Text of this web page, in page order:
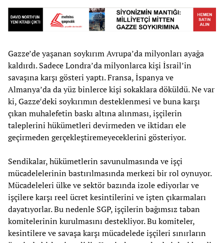
Gazze’de yaşanan soykırım Avrupa’da milyonları ayağa
kaldırdı. Sadece Londra’da milyonlarca kişi İsrail’in
savaşına karşı gösteri yaptı. Fransa, İspanya ve
Almanya’da da yüz binlerce kişi sokaklara döküldü. Ne var
ki, Gazze’deki soykırımın desteklenmesi ve buna karşı
çıkan muhalefetin baskı altına alınması, işçilerin
taleplerini hükümetleri devirmeden ve iktidarı ele
geçirmeden gerçekleştiremeyeceklerini gösteriyor.
Sendikalar, hükümetlerin savunulmasında ve işçi
mücadelelerinin bastırılmasında merkezi bir rol oynuyor.
Mücadeleleri ülke ve sektör bazında izole ediyorlar ve
işçilere karşı reel ücret kesintilerini ve işten çıkarmaları
dayatıyorlar. Bu nedenle SGP, işçilerin bağımsız taban
komitelerinin kurulmasını destekliyor. Bu komiteler,
kesintilere ve savaşa karşı mücadelede işçileri sınırların